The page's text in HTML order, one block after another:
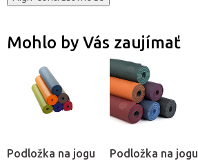
Mohlo by Vás zaujímať
Podložka na jogu
Podložka na jogu